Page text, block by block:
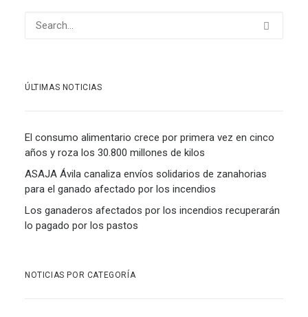
ÚLTIMAS NOTICIAS
El consumo alimentario crece por primera vez en cinco
años y roza los 30.800 millones de kilos
ASAJA Ávila canaliza envíos solidarios de zanahorias
para el ganado afectado por los incendios
Los ganaderos afectados por los incendios recuperarán
lo pagado por los pastos
NOTICIAS POR CATEGORÍA